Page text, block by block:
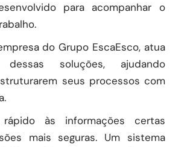
para acompanhar o
do Grupo EscaEsco, atua
soluções, ajudando
seus processos com
rápido às informações certas
mais seguras. Um sistema